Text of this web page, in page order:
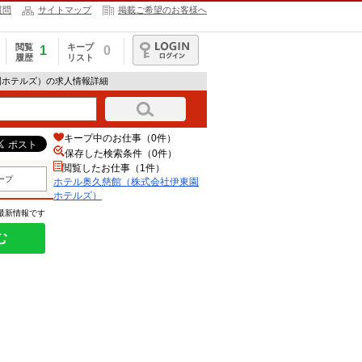
問 サイトマップ 掲載ご希望のお客様へ
閲覧
履歴
1
キープ
リスト
0
ログイン
テルズ）の求人情報詳細
プ
新情報です
キープ中のお仕事（0件）
保存した検索条件（0件）
閲覧したお仕事（1件）
ホテル奥久慈館（株式会社伊東園
ホテルズ）